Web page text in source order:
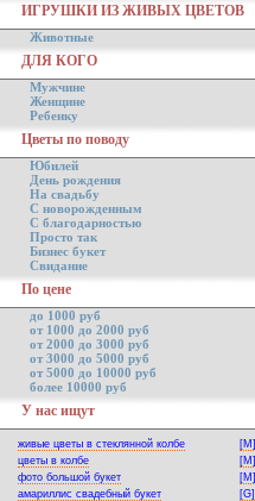
ИГРУШКИ ИЗ ЖИВЫХ ЦВЕТОВ
Животные
ДЛЯ КОГО
Мужчине
Женщине
Ребенку
Цветы по поводу
Юбилей
День рождения
На свадьбу
С новорожденным
С благодарностью
Просто так
Бизнес букет
Свидание
По цене
до 1000 руб
от 1000 до 2000 руб
от 2000 до 3000 руб
от 3000 до 5000 руб
от 5000 до 10000 руб
более 10000 руб
У нас ищут
живые цветы в стеклянной колбе
[M]
цветы в колбе
[M]
фото большой букет
[M]
амариллис свадебный букет
[G]